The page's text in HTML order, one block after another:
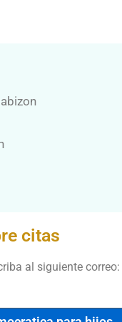
citas
al siguiente correo: